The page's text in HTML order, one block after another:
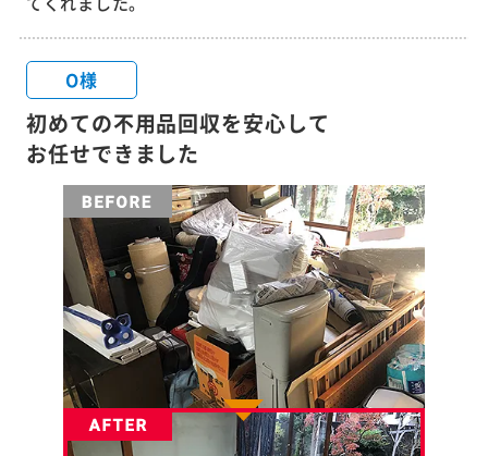
O様
初めての不用品回収を安心して
お任せできました